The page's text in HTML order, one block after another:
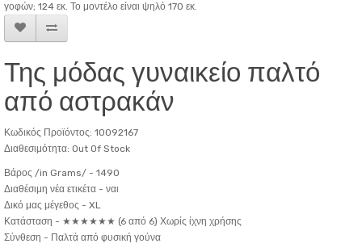
γοφών; 124 εκ. Το μοντέλο είναι ψηλό 170 εκ.
Της μόδας γυναικείο παλτό
από αστρακάν
Κωδικός Προϊόντος: 10092167
Διαθεσιμότητα: Out Of Stock
Βάρος /in Grams/ - 1490
Διαθέσιμη νέα ετικέτα - ναι
Δικό μας μέγεθος - XL
Κατάσταση - ★★★★★★ (6 από 6) Χωρίς ίχνη χρήσης
Σύνθεση - Παλτά από φυσική γούνα